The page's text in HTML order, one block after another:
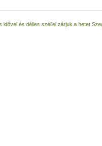
idővel és délies széllel zárjuk a hetet